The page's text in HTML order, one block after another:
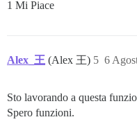
1 Mi Piace
Alex_王 (Alex 王) 6
5
Sto lavorando a questa
Spero funzioni.